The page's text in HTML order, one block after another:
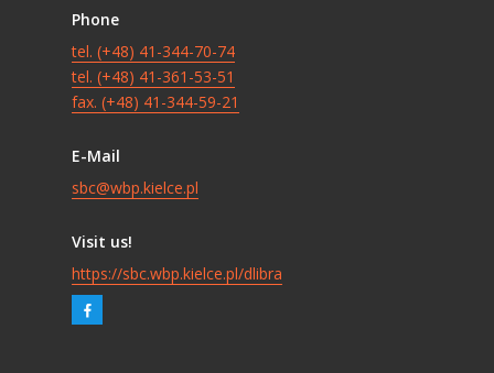
Phone
tel. (+48) 41-344-70-74
tel. (+48) 41-361-53-51
fax. (+48) 41-344-59-21
E-Mail
sbc@wbp.kielce.pl
Visit us!
https://sbc.wbp.kielce.pl/dlibra